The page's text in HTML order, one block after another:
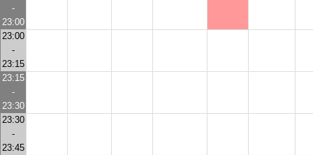
-
23:00
23:00
-
23:15
23:15
-
23:30
23:30
-
23:45